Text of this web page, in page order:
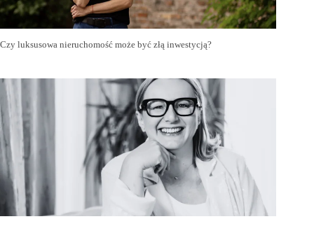
Czy luksusowa nieruchomość może być złą inwestycją?